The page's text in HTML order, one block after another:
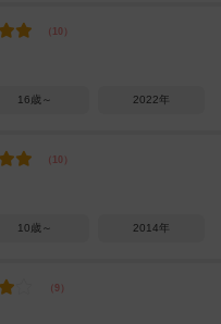
16歳～ 2022年
10歳～ 2014年